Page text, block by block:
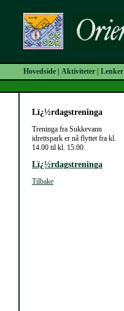
Hovedside Aktiviteter Lenker
Lï¿½rdagstreninga
Treninga fra Sukkevann
idrettspark er nå flyttet fra kl.
14.00 til kl. 15.00.
Lï¿½rdagstreninga
Tilbake